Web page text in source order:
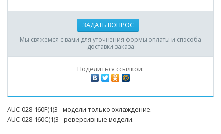
ЗАДАТЬ ВОПРОС
Мы свяжемся с вами для уточнения формы оплаты и способа
доставки заказа
Поделиться ссылкой:
AUC-028-160F(1)3 - модели только охлаждение.
AUC-028-160С(1)3 - реверсивные модели.